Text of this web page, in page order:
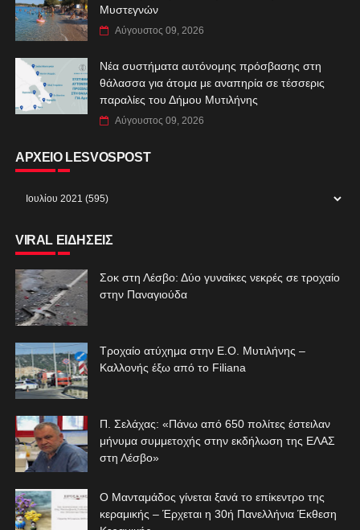
Μυστεγνών
Αύγουστος 09, 2026
Νέα συστήματα αυτόνομης πρόσβασης στη
θάλασσα για άτομα με αναπηρία σε τέσσερις
παραλίες του Δήμου Μυτιλήνης
Αύγουστος 09, 2026
ΑΡΧΕΙΟ LESVOSPOST
VIRAL ΕΙΔΗΣΕΙΣ
Σοκ στη Λέσβο: Δύο γυναίκες νεκρές σε τροχαίο
στην Παναγιούδα
Τροχαίο ατύχημα στην Ε.Ο. Μυτιλήνης –
Καλλονής έξω από το Filiana
Π. Σελάχας: «Πάνω από 650 πολίτες έστειλαν
μήνυμα συμμετοχής στην εκδήλωση της ΕΛΑΣ
στη Λέσβο»
Ο Μανταμάδος γίνεται ξανά το επίκεντρο της
κεραμικής – Έρχεται η 30ή Πανελλήνια Έκθεση